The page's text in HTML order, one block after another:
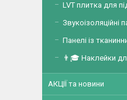
LVT плитка для
Звукоізоляційні
Панелі із
👨🎓 Наклейки
АКЦІЇ та новини